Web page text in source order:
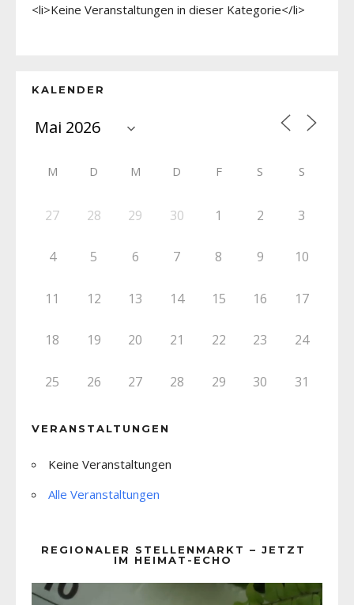
<li>Keine Veranstaltungen in dieser Kategorie</li>
KALENDER
M D M D F S S
27 28 29 30 1 2 3
4 5 6 7 8 9 10
11 12 13 14 15 16 17
18 19 20 21 22 23 24
25 26 27 28 29 30 31
VERANSTALTUNGEN
Keine Veranstaltungen
Alle Veranstaltungen
REGIONALER STELLENMARKT – JETZT
IM HEIMAT-ECHO